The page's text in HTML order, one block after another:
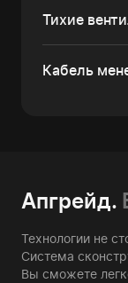
Тихие
Кабель
Апгрейд.
Технологии не
Система
Вы сможете